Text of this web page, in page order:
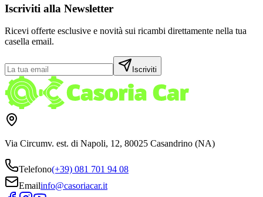
Iscriviti alla Newsletter
Ricevi offerte esclusive e novità sui ricambi direttamente nella tua
casella email.
Iscriviti
Via Circumv. est. di Napoli, 12, 80025 Casandrino (NA)
Telefono(+39) 081 701 94 08
Emailinfo@casoriacar.it